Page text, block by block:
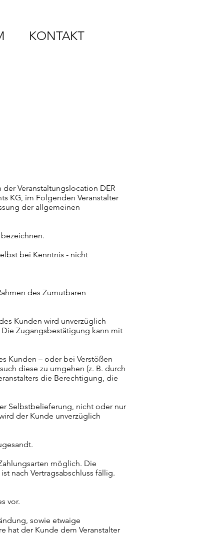
KONTAKT
Veranstaltungslocation DER
KG, im Folgenden Veranstalter
der allgemeinen
bei Kenntnis - nicht
des Zumutbaren
Kunden wird unverzüglich
Zugangsbestätigung kann mit
Kunden – oder bei Verstößen
diese zu umgehen (z. B. durch
die Berechtigung, die
Selbstbelieferung, nicht oder nur
der Kunde unverzüglich
möglich. Die
nach Vertragsabschluss fällig.
vor.
sowie etwaige
hat der Kunde dem Veranstalter